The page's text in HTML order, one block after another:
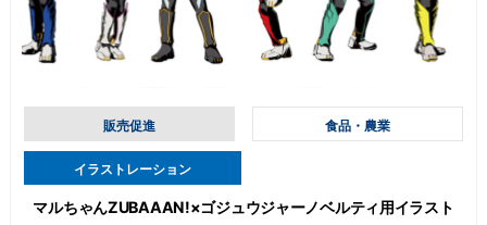
販売促進 食品・農業
イラストレーション
マルちゃんZUBAAAN!×ゴジュウジャーノベルティ用イラスト